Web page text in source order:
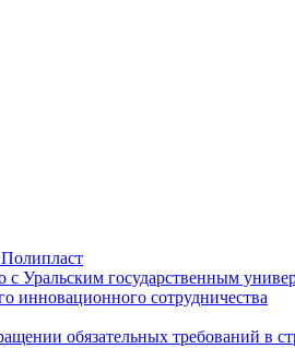
Уральским государственным
инновационного сотрудничества
обязательных требований в